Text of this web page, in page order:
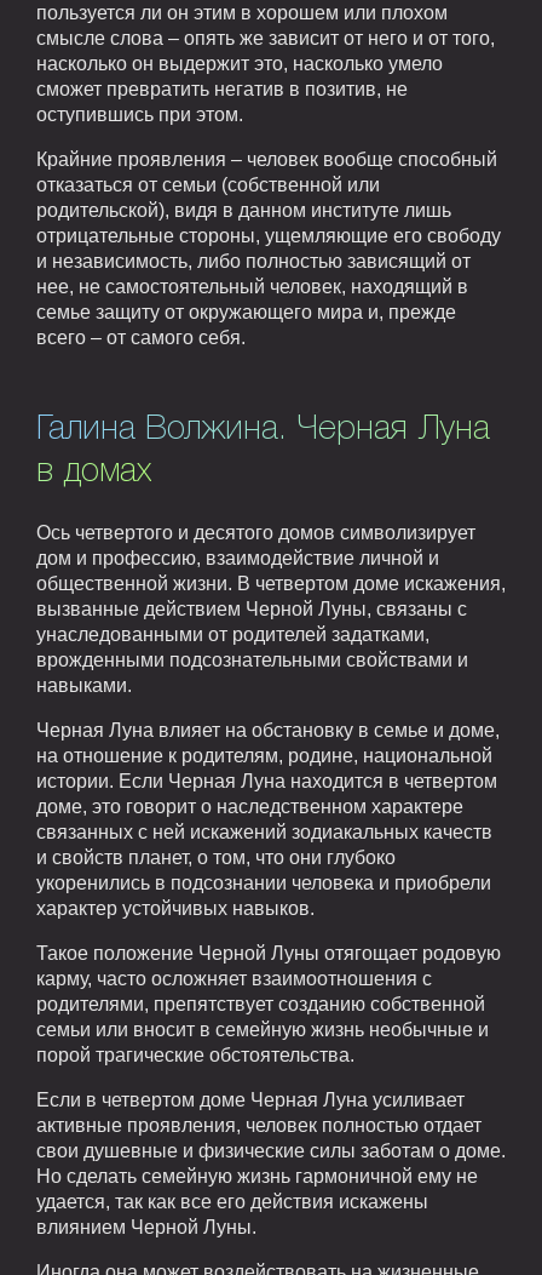
пользуется ли он этим в хорошем или плохом
смысле слова – опять же зависит от него и от того,
насколько он выдержит это, насколько умело
сможет превратить негатив в позитив, не
оступившись при этом.
Крайние проявления – человек вообще способный
отказаться от семьи (собственной или
родительской), видя в данном институте лишь
отрицательные стороны, ущемляющие его свободу
и независимость, либо полностью зависящий от
нее, не самостоятельный человек, находящий в
семье защиту от окружающего мира и, прежде
всего – от самого себя.
Галина Волжина. Черная Луна
в домах
Ось четвертого и десятого домов символизирует
дом и профессию, взаимодействие личной и
общественной жизни. В четвертом доме искажения,
вызванные действием Черной Луны, связаны с
унаследованными от родителей задатками,
врожденными подсознательными свойствами и
навыками.
Черная Луна влияет на обстановку в семье и доме,
на отношение к родителям, родине, национальной
истории. Если Черная Луна находится в четвертом
доме, это говорит о наследственном характере
связанных с ней искажений зодиакальных качеств
и свойств планет, о том, что они глубоко
укоренились в подсознании человека и приобрели
характер устойчивых навыков.
Такое положение Черной Луны отягощает родовую
карму, часто осложняет взаимоотношения с
родителями, препятствует созданию собственной
семьи или вносит в семейную жизнь необычные и
порой трагические обстоятельства.
Если в четвертом доме Черная Луна усиливает
активные проявления, человек полностью отдает
свои душевные и физические силы заботам о доме.
Но сделать семейную жизнь гармоничной ему не
удается, так как все его действия искажены
влиянием Черной Луны.